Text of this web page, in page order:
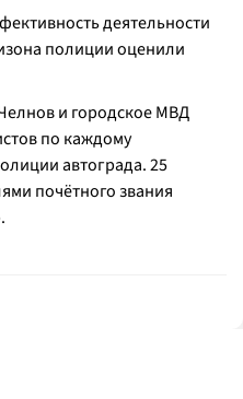
деятельности
полиции оценили
и городское МВД
по каждому
автограда. 25
почётного звания